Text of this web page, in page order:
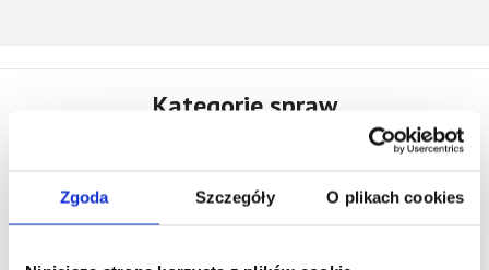
Zgoda Szczegóły O plikach cookies
Kategorie spraw
Zakładanie i zmiany w spółkach